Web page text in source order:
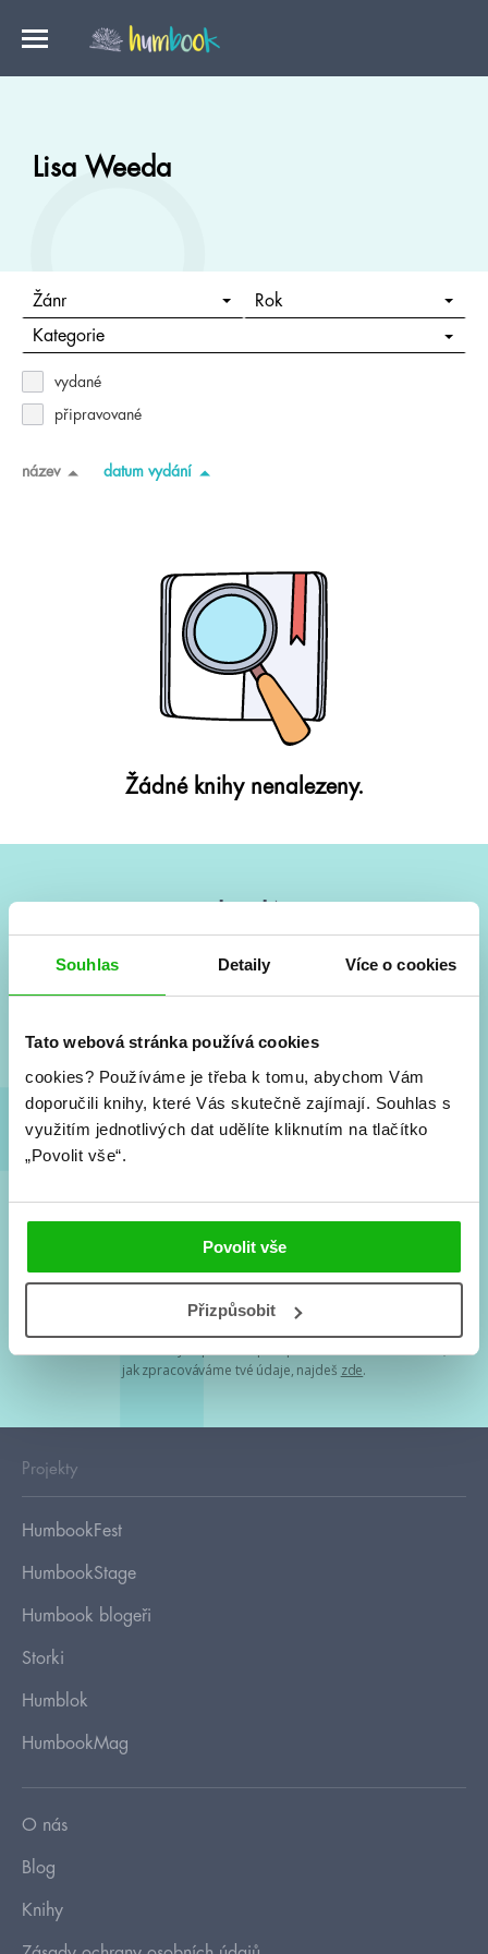
Souhlas Detaily Více o cookies
Tato webová stránka používá cookies
cookies? Používáme je třeba k tomu, abychom Vám
doporučili knihy, které Vás skutečně zajímají. Souhlas s
využitím jednotlivých dat udělíte kliknutím na tlačítko
„Povolit vše“.
Povolit vše
Přizpůsobit
Lisa Weeda
Žánr Rok
Kategorie
vydané
připravované
název datum vydání
Žádné knihy nenalezeny.
Vše kolem #youngadult každý měsíc rovnou do mailu!
a seriálové adaptace a další.
Souhlasím spodmínkami zpracování osobních údajů
Tvá e-mailová adresa je u nás v bezpečí. Přečti si
jak zpracováváme tvé údaje, najdeš zde.
Projekty
HumbookFest
HumbookStage
Humbook blogeři
Storki
Humblok
HumbookMag
O nás
Blog
Knihy